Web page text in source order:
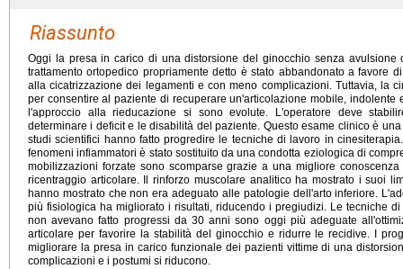
Riassunto
Oggi la presa in carico di una distorsione del ginocchio senza
trattamento ortopedico propriamente detto è stato abbandonato a favore
alla cicatrizzazione dei legamenti e con meno complicazioni. Tuttavia, la
per consentire al paziente di recuperare un'articolazione mobile, indolente
l'approccio alla rieducazione si sono evolute. L'operatore deve
determinare i deficit e le disabilità del paziente. Questo esame clinico è
studi scientifici hanno fatto progredire le tecniche di lavoro in
fenomeni infiammatori è stato sostituito da una condotta eziologica di
mobilizzazioni forzate sono scomparse grazie a una migliore
ricentraggio articolare. Il rinforzo muscolare analitico ha mostrato i suoi
hanno mostrato che non era adeguato alle patologie dell'arto inferiore.
più fisiologica ha migliorato i risultati, riducendo i pregiudizi. Le tecniche
non avevano fatto progressi da 30 anni sono oggi più adeguate
articolare per favorire la stabilità del ginocchio e ridurre le recidive. I
migliorare la presa in carico funzionale dei pazienti vittime di una
complicazioni e i postumi si riducono.